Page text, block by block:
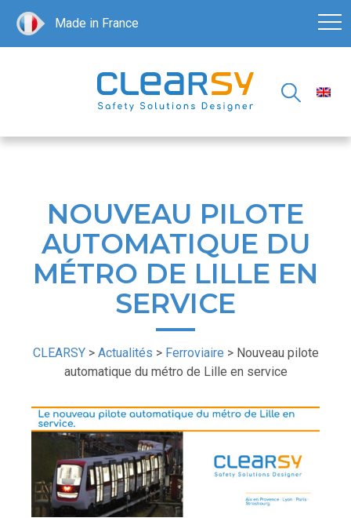
Made in France
NOUVEAU PILOTE
AUTOMATIQUE DU
MÉTRO DE LILLE EN
SERVICE
CLEARSY> Actualités > Ferroviaire > Nouveau pilote
automatique du métro de Lille en service